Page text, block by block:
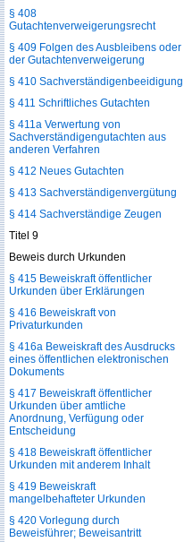
§ 408
Gutachtenverweigerungsrecht
§ 409 Folgen des Ausbleibens oder
der Gutachtenverweigerung
§ 410 Sachverständigenbeeidigung
§ 411 Schriftliches Gutachten
§ 411a Verwertung von
Sachverständigengutachten aus
anderen Verfahren
§ 412 Neues Gutachten
§ 413 Sachverständigenvergütung
§ 414 Sachverständige Zeugen
Titel 9
Beweis durch Urkunden
§ 415 Beweiskraft öffentlicher
Urkunden über Erklärungen
§ 416 Beweiskraft von
Privaturkunden
§ 416a Beweiskraft des Ausdrucks
eines öffentlichen elektronischen
Dokuments
§ 417 Beweiskraft öffentlicher
Urkunden über amtliche
Anordnung, Verfügung oder
Entscheidung
§ 418 Beweiskraft öffentlicher
Urkunden mit anderem Inhalt
§ 419 Beweiskraft
mangelbehafteter Urkunden
§ 420 Vorlegung durch
Beweisführer; Beweisantritt